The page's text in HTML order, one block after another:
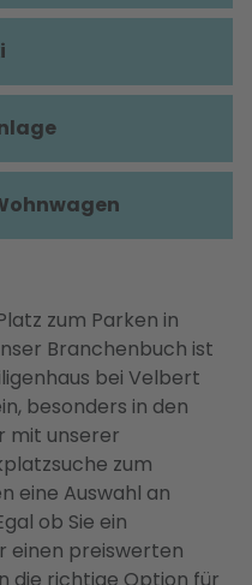
zum Parken in
Branchenbuch ist
bei Velbert
besonders in den
mit unserer
zum
eine Auswahl an
ob Sie ein
einen preiswerten